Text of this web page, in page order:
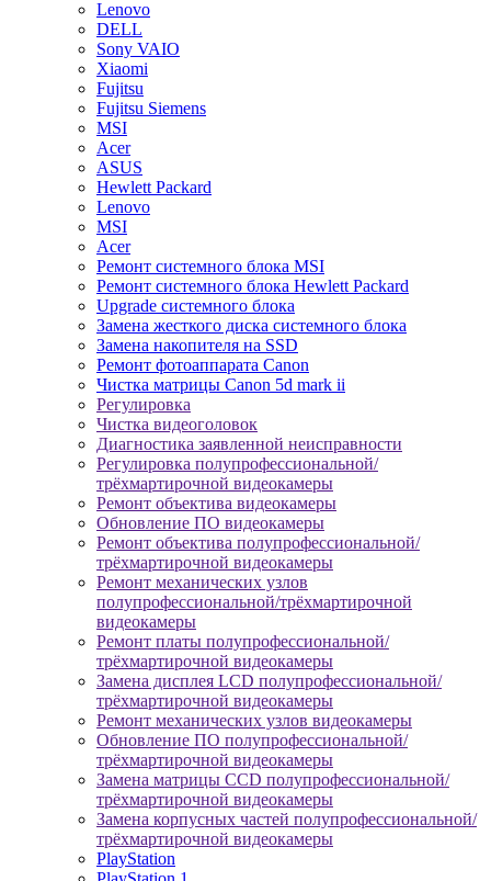
Lenovo
DELL
Sony VAIO
Xiaomi
Fujitsu
Fujitsu Siemens
MSI
Acer
ASUS
Hewlett Packard
Lenovo
MSI
Acer
Ремонт системного блока MSI
Ремонт системного блока Hewlett Packard
Upgrade системного блока
Замена жесткого диска системного блока
Замена накопителя на SSD
Ремонт фотоаппарата Canon
Чистка матрицы Canon 5d mark ii
Регулировка
Чистка видеоголовок
Диагностика заявленной неисправности
Регулировка полупрофессиональной/
трёхмартирочной видеокамеры
Ремонт объектива видеокамеры
Обновление ПО видеокамеры
Ремонт объектива полупрофессиональной/
трёхмартирочной видеокамеры
Ремонт механических узлов
полупрофессиональной/трёхмартирочной
видеокамеры
Ремонт платы полупрофессиональной/
трёхмартирочной видеокамеры
Замена дисплея LCD полупрофессиональной/
трёхмартирочной видеокамеры
Ремонт механических узлов видеокамеры
Обновление ПО полупрофессиональной/
трёхмартирочной видеокамеры
Замена матрицы CCD полупрофессиональной/
трёхмартирочной видеокамеры
Замена корпусных частей полупрофессиональной/
трёхмартирочной видеокамеры
PlayStation